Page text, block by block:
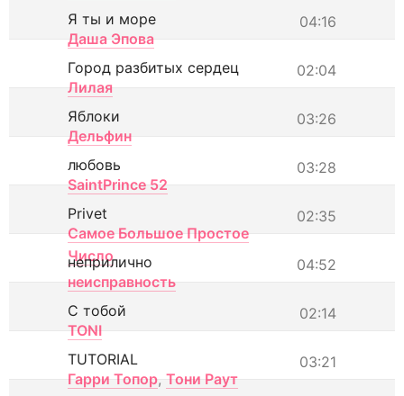
04:16
Я ты и море
Даша Эпова
02:04
Город разбитых сердец
Лилая
03:26
Яблоки
Дельфин
03:28
любовь
SaintPrince 52
02:35
Privet
Самое Большое Простое
Число
04:52
неприлично
неисправность
02:14
С тобой
TONI
03:21
TUTORIAL
Гарри Топор, Тони Раут